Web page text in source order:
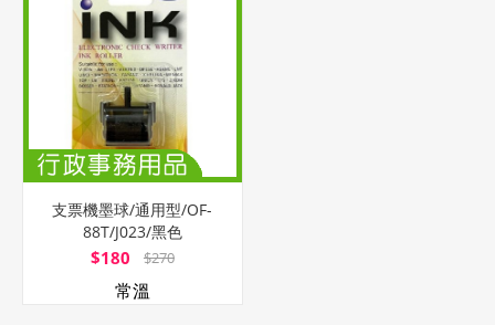
支票機墨球/通用型/OF-
88T/J023/黑色
$180 $270
常溫